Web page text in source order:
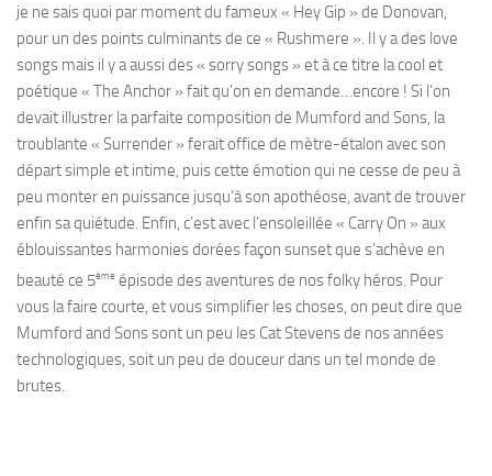
je ne sais quoi par moment du fameux « Hey Gip » de Donovan,
pour un des points culminants de ce « Rushmere ». Il y a des love
songs mais il y a aussi des « sorry songs » et à ce titre la cool et
poétique « The Anchor » fait qu’on en demande…encore ! Si l’on
devait illustrer la parfaite composition de Mumford and Sons, la
troublante « Surrender » ferait office de mètre-étalon avec son
départ simple et intime, puis cette émotion qui ne cesse de peu à
peu monter en puissance jusqu’à son apothéose, avant de trouver
enfin sa quiétude. Enfin, c’est avec l’ensoleillée « Carry On » aux
éblouissantes harmonies dorées façon sunset que s’achève en
beauté ce 5ème épisode des aventures de nos folky héros. Pour
vous la faire courte, et vous simplifier les choses, on peut dire que
Mumford and Sons sont un peu les Cat Stevens de nos années
technologiques, soit un peu de douceur dans un tel monde de
brutes.